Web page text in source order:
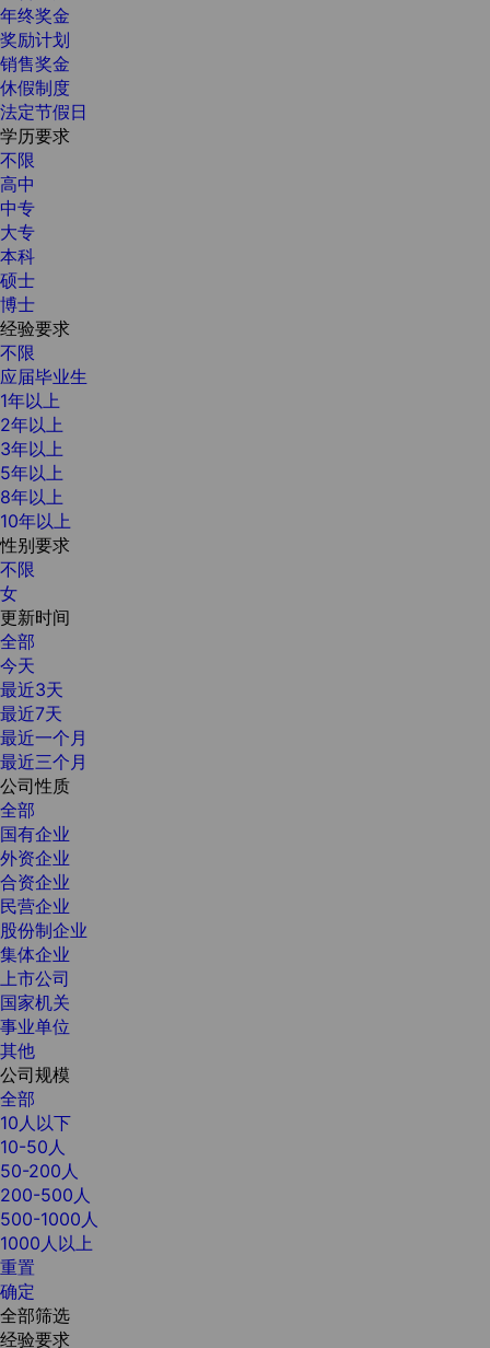
年终奖金
奖励计划
销售奖金
休假制度
法定节假日
学历要求
不限
高中
中专
大专
本科
硕士
博士
经验要求
不限
应届毕业生
1年以上
2年以上
3年以上
5年以上
8年以上
10年以上
性别要求
不限
女
更新时间
全部
今天
最近3天
最近7天
最近一个月
最近三个月
公司性质
全部
国有企业
外资企业
合资企业
民营企业
股份制企业
集体企业
上市公司
国家机关
事业单位
其他
公司规模
全部
10人以下
10-50人
50-200人
200-500人
500-1000人
1000人以上
重置
确定
全部筛选
经验要求